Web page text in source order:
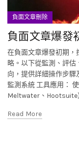
負面文章刪除
負面文章爆發
在負面文章爆發初期，
略。以下從監測、評
向，提供詳細操作步驟
監測系統 工具應用：
Meltwater、Hootsuite
Read More